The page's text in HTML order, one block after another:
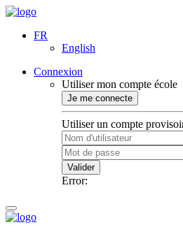
FR
English
Connexion
Utiliser mon compte école
Je me connecte
Utiliser un compte
Valider
Error: